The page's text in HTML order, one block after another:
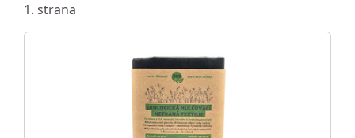
1. strana